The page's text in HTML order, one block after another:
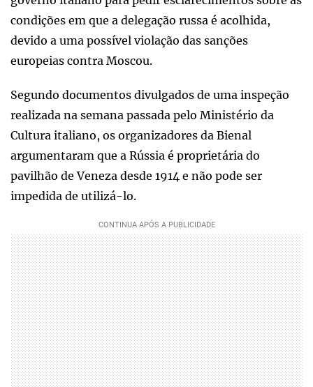
condições em que a delegação russa é acolhida,
devido a uma possível violação das sanções
europeias contra Moscou.
Segundo documentos divulgados de uma inspeção
realizada na semana passada pelo Ministério da
Cultura italiano, os organizadores da Bienal
argumentaram que a Rússia é proprietária do
pavilhão de Veneza desde 1914 e não pode ser
impedida de utilizá-lo.